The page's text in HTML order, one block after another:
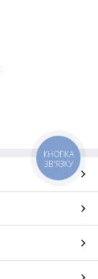
КНОПКА
ЗВ'ЯЗКУ